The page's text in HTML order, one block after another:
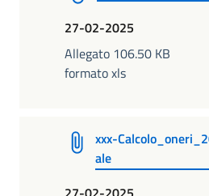
27-02-2025
Allegato 106.50 KB
formato xls
xxx-
ale